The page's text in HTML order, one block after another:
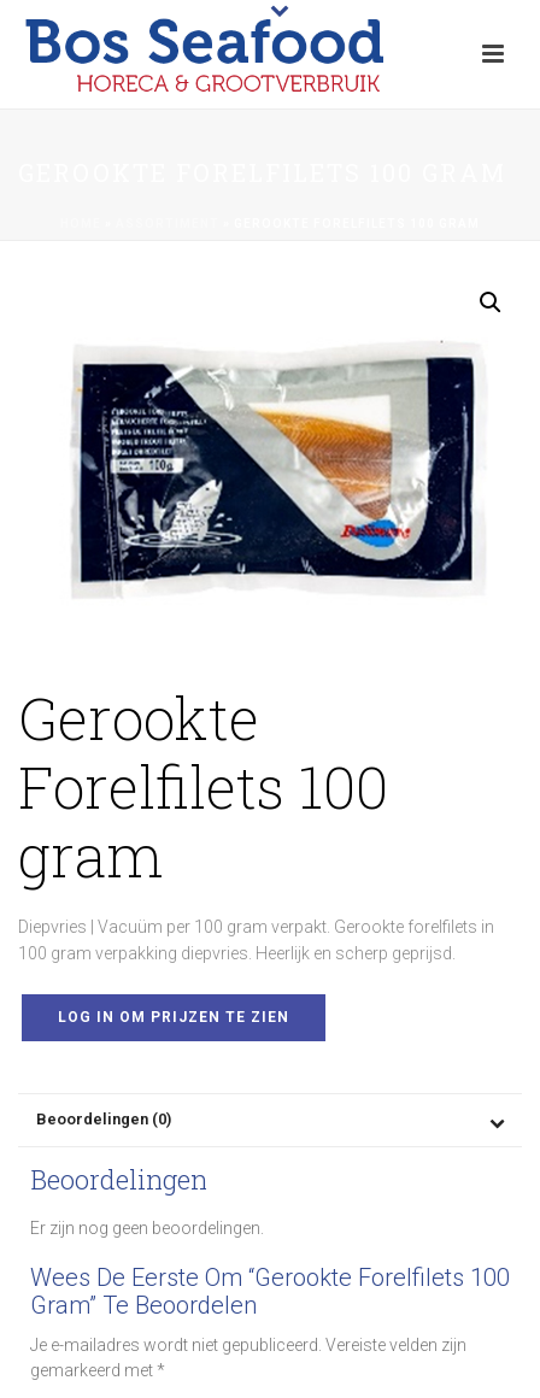
Gerookte
Forelfilets 100
gram
Diepvries | Vacuüm per 100 gram verpakt. Gerookte forelfilets in
100 gram verpakking diepvries. Heerlijk en scherp geprijsd.
LOG IN OM PRIJZEN TE ZIEN
Beoordelingen (0)
Beoordelingen
Er zijn nog geen beoordelingen.
Wees De Eerste Om “Gerookte Forelfilets 100
Gram” Te Beoordelen
Je e-mailadres wordt niet gepubliceerd. Vereiste velden zijn
gemarkeerd met*